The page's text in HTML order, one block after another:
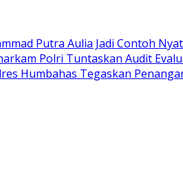
Putra Aulia Jadi Contoh
Polri Tuntaskan Audit
Humbahas Tegaskan